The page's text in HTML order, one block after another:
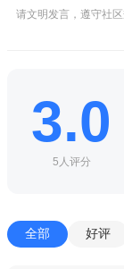
请文明发言，遵守社
3.0
5人评分
全部 好评